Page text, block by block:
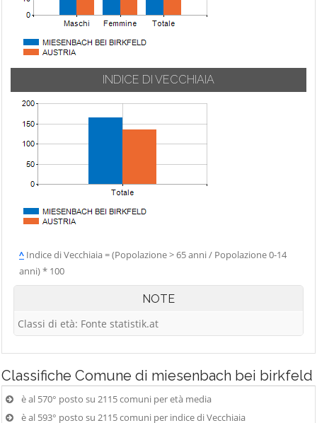
INDICE DI VECCHIAIA
^ Indice di Vecchiaia = (Popolazione > 65 anni / Popolazione 0-14
anni) * 100
NOTE
Classi di età: Fonte statistik.at
Classifiche Comune di miesenbach bei birkfeld
è al 570° posto su 2115 comuni per età media
è al 593° posto su 2115 comuni per indice di Vecchiaia